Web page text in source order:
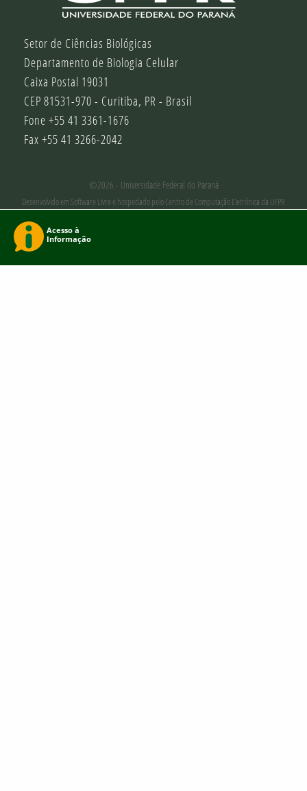
Setor de Ciências Biológicas
Departamento de Biologia Celular
Caixa Postal 19031
CEP 81531-970 - Curitiba, PR - Brasil
Fone +55 41 3361-1676
Fax +55 41 3266-2042
©2026 - Universidade Federal do Paraná
Desenvolvido em Software Livre e hospedado pelo Centro de Computação Eletrônica da UFPR